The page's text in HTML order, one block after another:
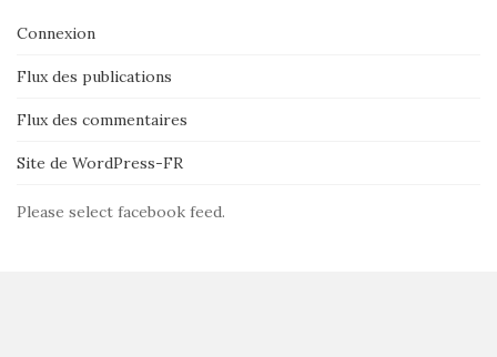
Connexion
Flux des publications
Flux des commentaires
Site de WordPress-FR
Please select facebook feed.